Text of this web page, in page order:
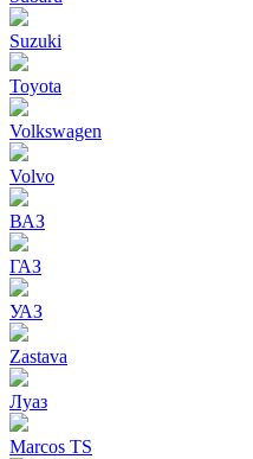
Suzuki
Toyota
Volkswagen
Volvo
ВАЗ
ГАЗ
УАЗ
Zastava
Луаз
Marcos TS